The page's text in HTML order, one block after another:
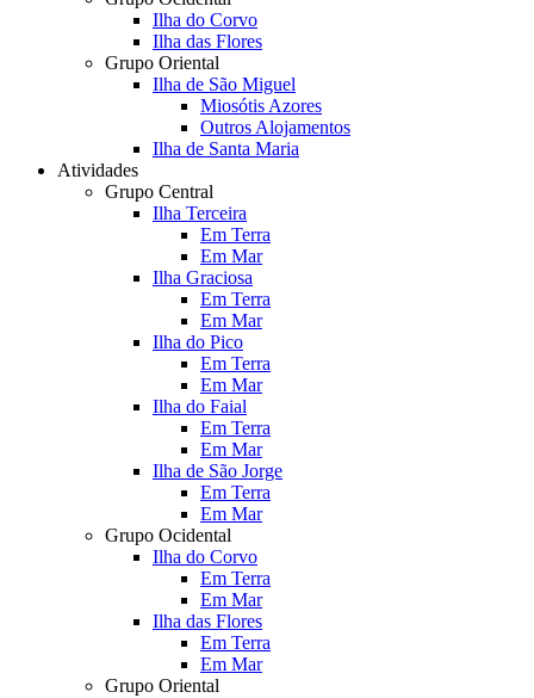
Ilha do Corvo
Ilha das Flores
Grupo Oriental
Ilha de São Miguel
Miosótis Azores
Outros Alojamentos
Ilha de Santa Maria
Atividades
Grupo Central
Ilha Terceira
Em Terra
Em Mar
Ilha Graciosa
Em Terra
Em Mar
Ilha do Pico
Em Terra
Em Mar
Ilha do Faial
Em Terra
Em Mar
Ilha de São Jorge
Em Terra
Em Mar
Grupo Ocidental
Ilha do Corvo
Em Terra
Em Mar
Ilha das Flores
Em Terra
Em Mar
Grupo Oriental